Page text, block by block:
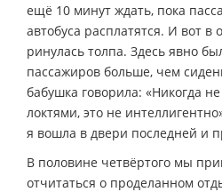
ещё 10 минут ждать, пока
автобуса расплатятся. И вот в
ринулась толпа. Здесь явно
пассажиров больше, чем
бабушка говорила: «Никогда
локтями, это не
я вошла в двери последней и
В половине четвёртого мы
отчитаться о проделанном